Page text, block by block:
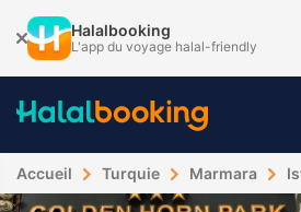
Halalbooking
L'app du voyage halal-friendly
Accueil Turquie Marmara